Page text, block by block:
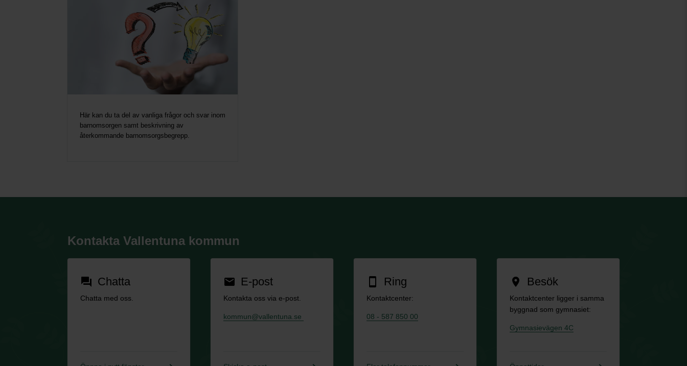
Här kan du ta del av vanliga frågor och svar inom
barnomsorgen samt beskrivning av
återkommande barnomsorgsbegrepp.
Kontakta Vallentuna kommun
forum Chatta
Chatta med oss.
email E-post
Kontakta oss via e-post.
kommun@vallentuna.se
smartphone Ring
Kontaktcenter:
08 - 587 850 00
location_on Besök
Kontaktcenter ligger i samma
byggnad som gymnasiet:
Gymnasievägen 4C